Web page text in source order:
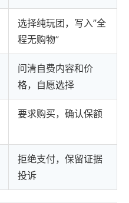
选择纯玩团，写入”全
程无购物”
问清自费内容和价
格，自愿选择
要求购买，确认保额
拒绝支付，保留证据
投诉